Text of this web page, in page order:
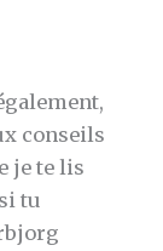
conseils
je te lis
tu